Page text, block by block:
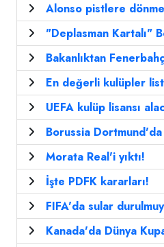
Alonso pistlere
"Deplasman Kartalı"
Bakanlıktan
En değerli kulüpler
UEFA kulüp lisansı
Borussia
Morata Real'i yıktı!
İşte PDFK kararları!
FIFA'da sular
Kanada'da Dünya